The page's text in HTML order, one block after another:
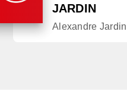
JARDIN
Alexandre Jardin